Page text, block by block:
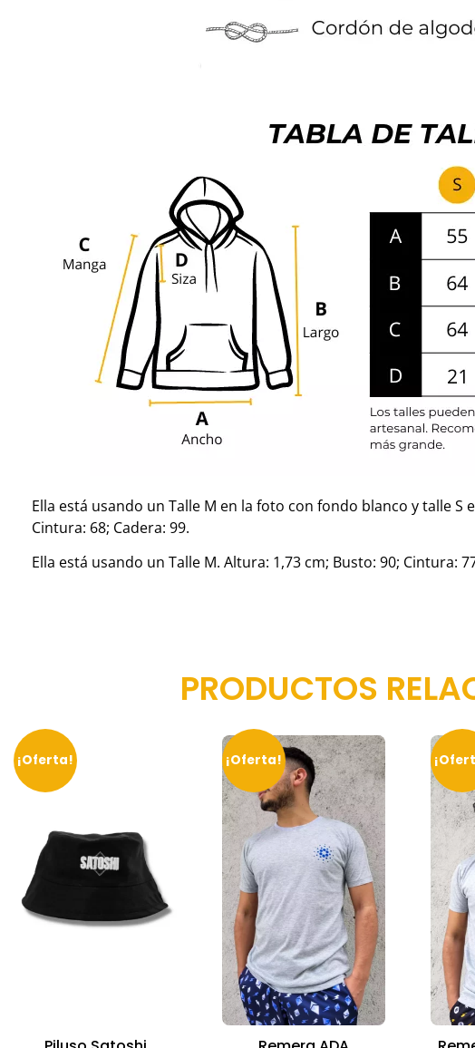
Ella está usando un Talle M en la foto con fondo blanco y talle S
Cintura: 68; Cadera: 99.
Ella está usando un Talle M. Altura: 1,73 cm; Busto: 90; Cintura:
PRODUCTOS
¡Oferta! ¡Oferta!